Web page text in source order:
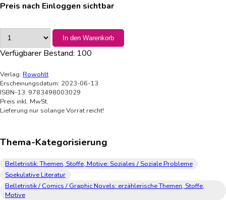
Preis nach Einloggen sichtbar
In den Warenkorb
Verfügbarer Bestand: 100
Verlag: Rowohlt
Erscheinungsdatum: 2023-06-13
ISBN-13: 9783498003029
Preis inkl. MwSt.
Lieferung nur solange Vorrat reicht!
Thema-Kategorisierung
Belletristik: Themen, Stoffe, Motive: Soziales / Soziale Probleme
Spekulative Literatur
Belletristik / Comics / Graphic Novels: erzählerische Themen, Stoffe,
Motive